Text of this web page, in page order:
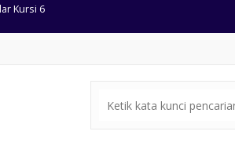
Eropa
Busa
Jati